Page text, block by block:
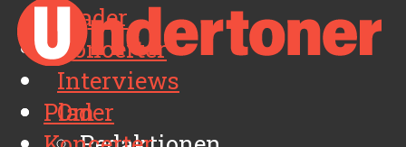
Plader
Koncerter
Interviews
Om
Plader